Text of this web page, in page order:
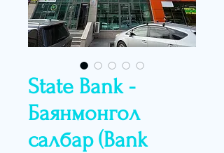
State Bank -
Баянмонгол
салбар (Bank